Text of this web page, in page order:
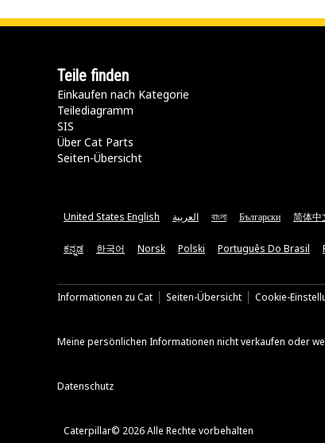
Teile finden
Einkaufen nach Kategorie
Teilediagramm
SIS
Über Cat Parts
Seiten-Übersicht
United States English العربية বাংলা Български 简体中
ಕನ್ನಡ 한국어 Norsk Polski Português Do Brasil
Informationen zu Cat Seiten-Übersicht Cookie-
Meine persönlichen Informationen nicht verkaufen oder
Datenschutz
Caterpillar© 2026 Alle Rechte vorbehalten